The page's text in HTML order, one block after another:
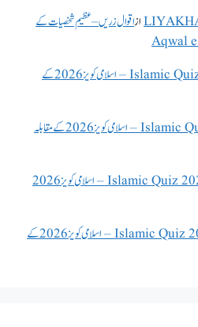
ازاقوال زریں – عظیم شخصیات کے
Islamic Quiz 2026 In Urdu – اسلامی کویز 2026 کے
Islamic Quiz 2026 In Urdu – اسلامی کویز 2026 کے مقابلہ
Islamic Quiz 2026 In Urdu – اسلامی کویز 2026
Islamic Quiz 2026 In Urdu – اسلامی کویز 2026 کے